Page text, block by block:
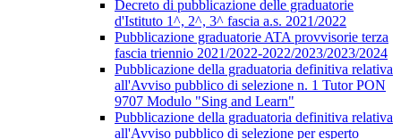
Decreto di pubblicazione delle graduatorie
d'Istituto 1^, 2^, 3^ fascia a.s. 2021/2022
Pubblicazione graduatorie ATA provvisorie terza
fascia triennio 2021/2022-2022/2023/2023/2024
Pubblicazione della graduatoria definitiva relativa
all'Avviso pubblico di selezione n. 1 Tutor PON
9707 Modulo "Sing and Learn"
Pubblicazione della graduatoria definitiva relativa
all'Avviso pubblico di selezione per esperto